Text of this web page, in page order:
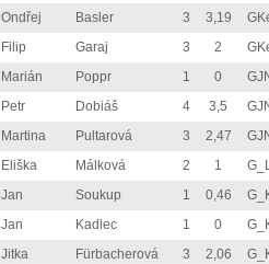
Ondřej Basler 3 3,19
Filip Garaj 3 2
Marián Poppr 1 0
Petr Dobiáš 4 3,5
Martina Pultarová 3 2,47
Eliška Málková 2 1
Jan Soukup 1 0,46
Jan Kadlec 1 0
Jitka Fürbacherová 3 2,06